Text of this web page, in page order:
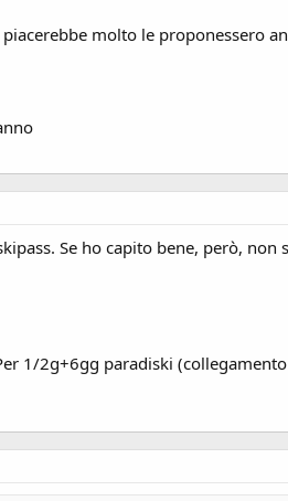
molto le proponessero
Se ho capito bene, però,
1/2g+6gg paradiski